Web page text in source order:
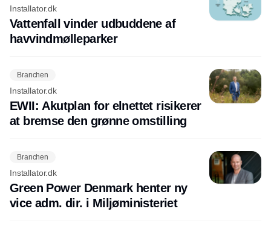
Installator.dk
Vattenfall vinder udbuddene af
havvindmølleparker
Branchen
Installator.dk
EWII: Akutplan for elnettet risikerer
at bremse den grønne omstilling
Branchen
Installator.dk
Green Power Denmark henter ny
vice adm. dir. i Miljøministeriet